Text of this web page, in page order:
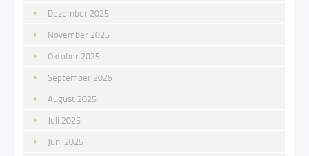
Dezember 2025
November 2025
Oktober 2025
September 2025
August 2025
Juli 2025
Juni 2025